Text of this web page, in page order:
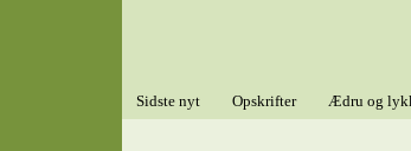
Sidste nyt Opskrifter Ædru og